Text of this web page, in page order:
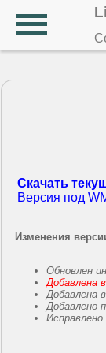
Скачать
Версия под
Изменения
Обновлен
Добавлена
Добавлена
Добавлено